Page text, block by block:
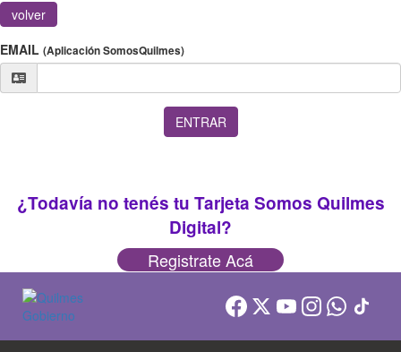
volver
EMAIL (Aplicación SomosQuilmes)
ENTRAR
¿Todavía no tenés tu Tarjeta Somos Quilmes
Digital?
Registrate Acá